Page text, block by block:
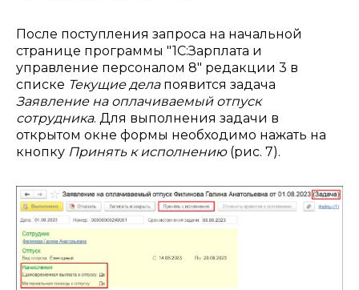
После поступления запроса на начальной
странице программы "1С:Зарплата и
управление персоналом 8" редакции 3 в
списке Текущие делапоявится задача
Заявление на оплачиваемый отпуск
сотрудника. Для выполнения задачи в
открытом окне формы необходимо нажать на
кнопку Принять к исполнению(рис. 7).